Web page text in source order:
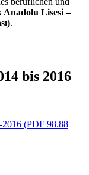
Anadolu Lisesi –
.
bis 2016
2016 (PDF 98.88